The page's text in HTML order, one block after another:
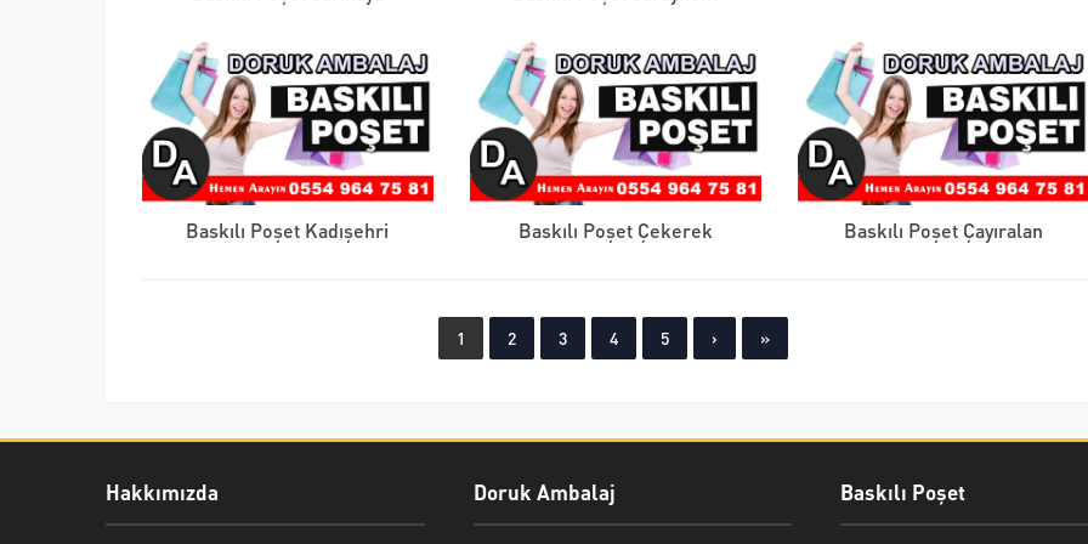
Baskılı Poşet Kadışehri Baskılı Poşet Çekerek Baskılı Poşet Çayıralan
1 2 3 4 5 › »
Hakkımızda Doruk Ambalaj Baskılı Poşet